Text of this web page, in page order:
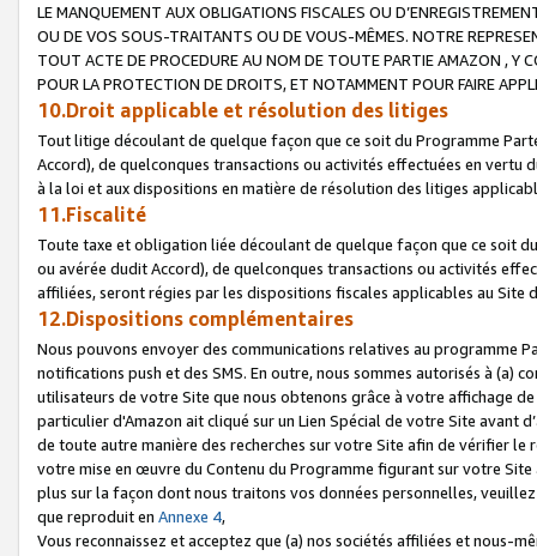
LE MANQUEMENT AUX OBLIGATIONS FISCALES OU
OU DE VOS SOUS-TRAITANTS OU DE VOUS-MÊMES. NOTRE
TOUT ACTE DE PROCEDURE AU NOM DE TOUTE PARTIE AMAZON , Y
POUR LA PROTECTION DE DROITS, ET NOTAMMENT POUR FAIRE
10.Droit applicable et résolution des litiges
Tout litige découlant de quelque façon que ce soit du Programme
Accord), de quelconques transactions ou activités effectuées en vertu
à la loi et aux dispositions en matière de résolution des litiges
11.Fiscalité
Toute taxe et obligation liée découlant de quelque façon que ce soit
ou avérée dudit Accord), de quelconques transactions ou activités
affiliées, seront régies par les dispositions fiscales applicables au Site
12.Dispositions complémentaires
Nous pouvons envoyer des communications relatives au programme
notifications push et des SMS. En outre, nous sommes autorisés à
utilisateurs de votre Site que nous obtenons grâce à votre affichage
particulier d'Amazon ait cliqué sur un Lien Spécial de votre Site avant
de toute autre manière des recherches sur votre Site afin de vérifier
votre mise en œuvre du Contenu du Programme figurant sur votre
plus sur la façon dont nous traitons vos données personnelles,
que reproduit en Annexe 4,
Vous reconnaissez et acceptez que (a) nos sociétés affiliées et nous-